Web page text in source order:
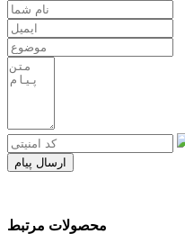
ارسال پیام
محصولات مرتبط